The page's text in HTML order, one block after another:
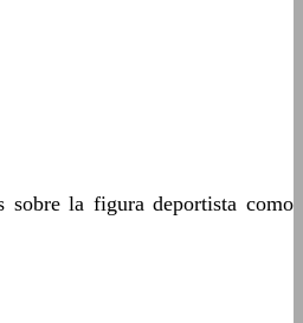
sobre la figura deportista como